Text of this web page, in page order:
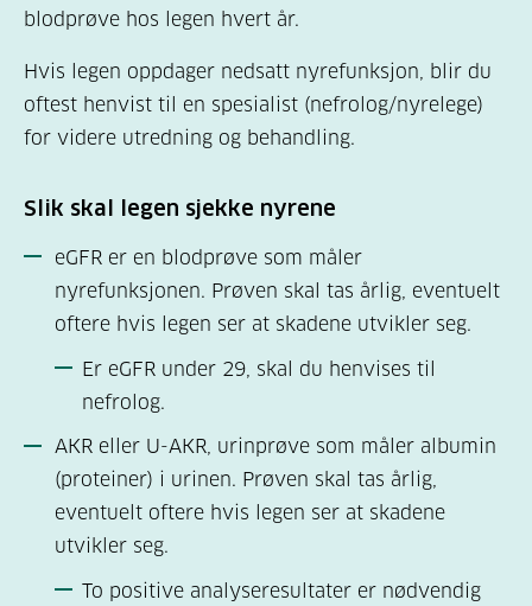
blodprøve hos legen hvert år.
Hvis legen oppdager nedsatt nyrefunksjon, blir du
oftest henvist til en spesialist (nefrolog/nyrelege)
for videre utredning og behandling.
Slik skal legen sjekke nyrene
eGFR er en blodprøve som måler
nyrefunksjonen. Prøven skal tas årlig, eventuelt
oftere hvis legen ser at skadene utvikler seg.
Er eGFR under 29, skal du henvises til
nefrolog.
AKR eller U-AKR, urinprøve som måler albumin
(proteiner) i urinen. Prøven skal tas årlig,
eventuelt oftere hvis legen ser at skadene
utvikler seg.
To positive analyseresultater er nødvendig